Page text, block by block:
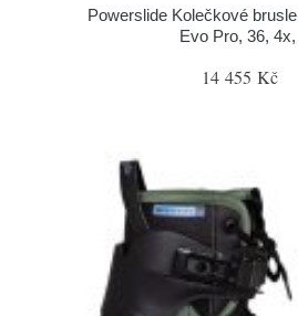
Powerslide Kolečkové
Evo Pro, 36,
14 455 Kč